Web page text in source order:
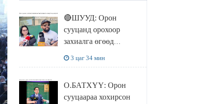
🔴ШУУД: Орон
сууцанд орохоор
захиалга өгөөд
3 цаг 34 мин
О.БАТХҮҮ: Орон
сууцаараа хохирсон